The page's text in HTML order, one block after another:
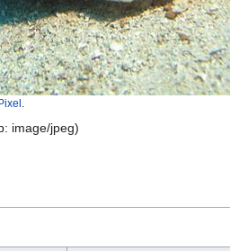
image/jpeg)